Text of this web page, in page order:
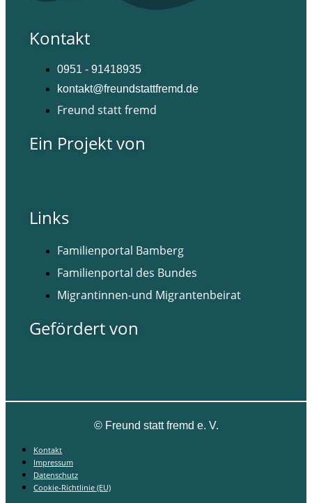
Kontakt
0951 - 91418935
kontakt@freundstattfremd.de
Freund statt fremd
Ein Projekt von
Links
Familienportal Bamberg
Familienportal des Bundes
Migrantinnen-und Migrantenbeirat
Gefördert von
©Freund statt fremd e. V.
Kontakt
Impressum
Datenschutz
Cookie-Richtlinie (EU)